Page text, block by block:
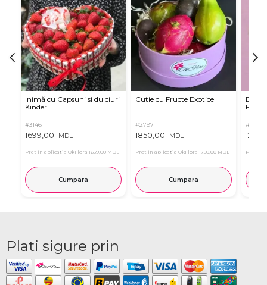
Inimă cu Capsuni si dulciuri
Kinder
#3146
1699,00 MDL
Pret in aplicatia OkFlora 1659,00 MDL
Cumpara
Cutie cu Fructe Exotice
#2797
1850,00 MDL
Pret in aplicatia OkFlora 1750,00 MDL
Cumpara
#4076
Pret in
Plati sigure prin